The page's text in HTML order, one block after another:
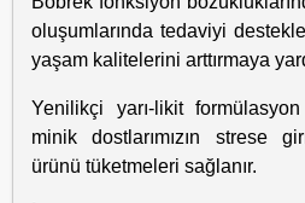
oluşumlarında tedaviyi
yaşam kalitelerini arttırmaya
Yenilikçi yarı-likit
minik dostlarımızın strese
ürünü tüketmeleri sağlanır.